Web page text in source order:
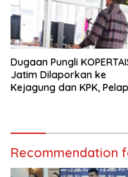
Dugaan Pungli
Jatim Dilaporkan ke
Kejagung dan KPK,
Recommendation